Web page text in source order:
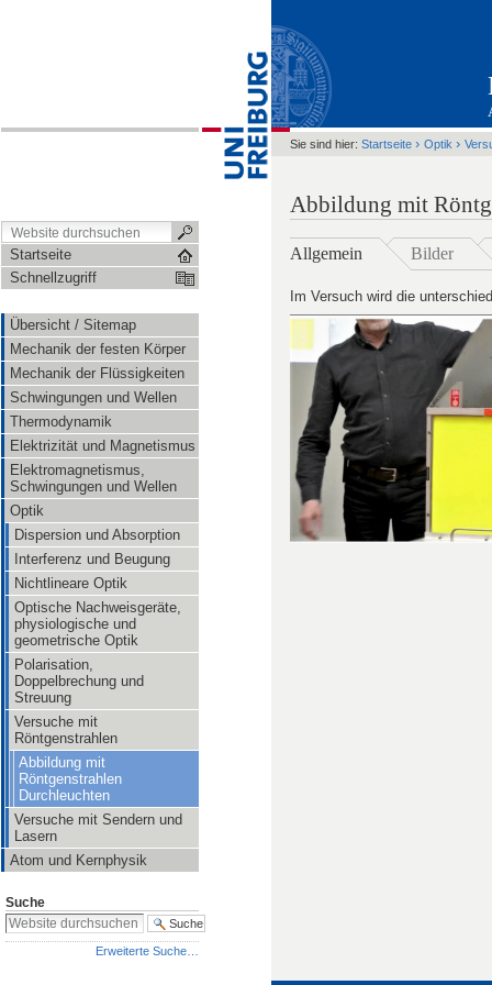
Startseite
Schnellzugriff
Übersicht / Sitemap
Mechanik der festen Körper
Mechanik der Flüssigkeiten
Schwingungen und Wellen
Thermodynamik
Elektrizität und Magnetismus
Elektromagnetismus,
Schwingungen und Wellen
Optik
Dispersion und Absorption
Interferenz und Beugung
Nichtlineare Optik
Optische Nachweisgeräte,
physiologische und
geometrische Optik
Polarisation,
Doppelbrechung und
Streuung
Versuche mit
Röntgenstrahlen
Abbildung mit
Röntgenstrahlen
Durchleuchten
Versuche mit Sendern und
Lasern
Atom und Kernphysik
Suche
Erweiterte Suche…
Sie sind hier: Startseite › Optik ›
Abbildung mit
Allgemein Bilder
Im Versuch wird die